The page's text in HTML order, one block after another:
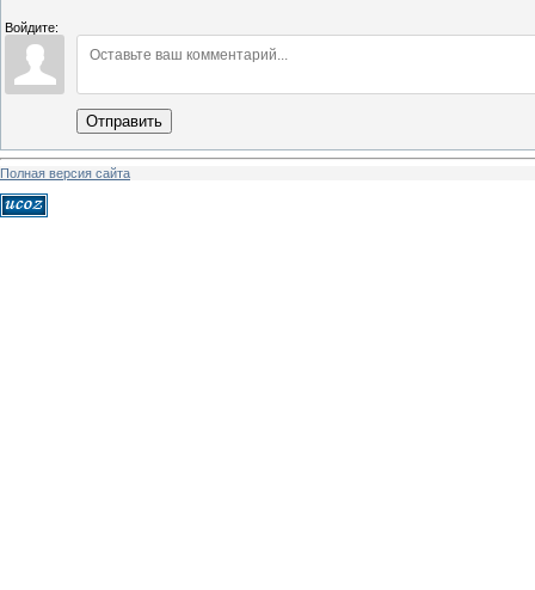
Войдите:
Отправить
Полная версия сайта